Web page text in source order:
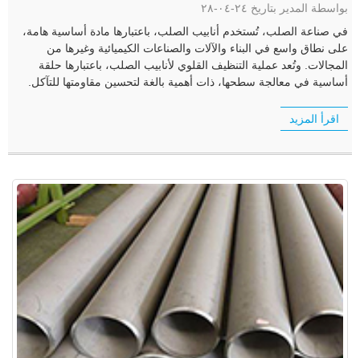
بواسطة المدير بتاريخ ٢٤-٠٤-٢٨
في صناعة الصلب، تُستخدم أنابيب الصلب، باعتبارها مادة أساسية هامة،
على نطاق واسع في البناء والآلات والصناعات الكيميائية وغيرها من
المجالات. وتُعد عملية التنظيف القلوي لأنابيب الصلب، باعتبارها حلقة
أساسية في معالجة سطحها، ذات أهمية بالغة لتحسين مقاومتها للتآكل.
اقرأ المزيد